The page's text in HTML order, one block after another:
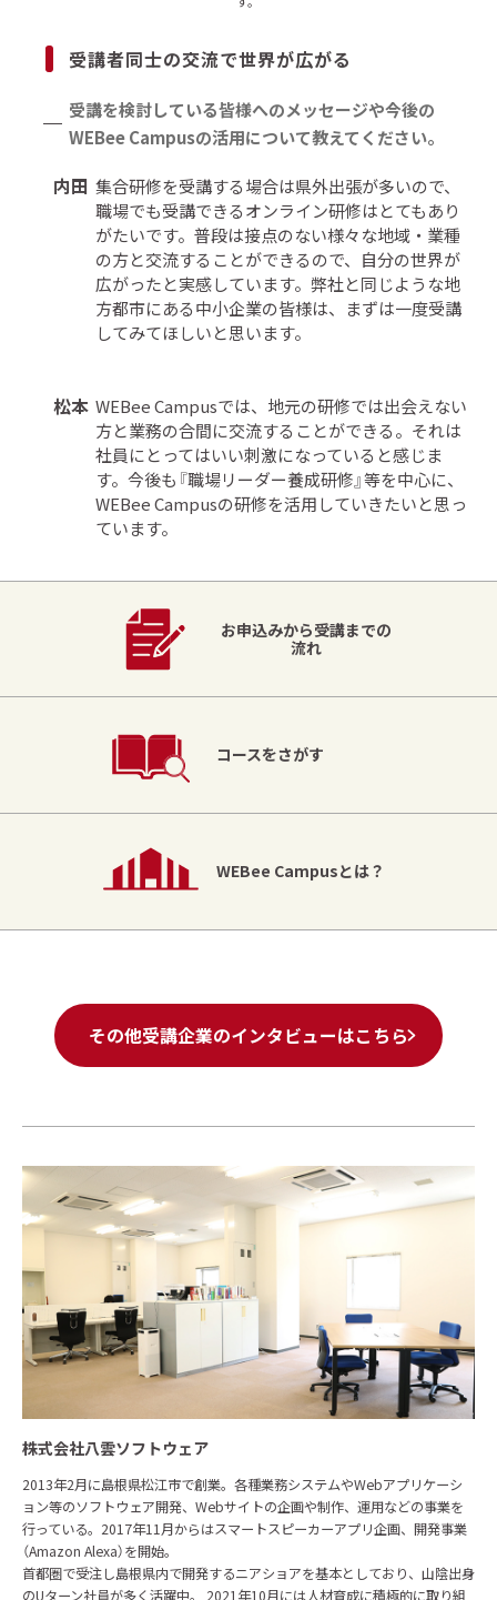
受講者同士の交流で世界が広がる
受講を検討している皆様へのメッセージや今後の
WEBee Campusの活用について教えてください。
内田 集合研修を受講する場合は県外出張が多いので、
職場でも受講できるオンライン研修はとてもあり
がたいです。普段は接点のない様々な地域・業種
の方と交流することができるので、自分の世界が
広がったと実感しています。弊社と同じような地
方都市にある中小企業の皆様は、まずは一度受講
してみてほしいと思います。
松本 WEBee Campusでは、地元の研修では出会えない
方と業務の合間に交流することができる。それは
社員にとってはいい刺激になっていると感じま
す。今後も『職場リーダー養成研修』等を中心に、
WEBee Campusの研修を活用していきたいと思っ
ています。
お申込みから受講までの
流れ
コースをさがす
WEBee Campusとは？
その他受講企業のインタビューはこちら
株式会社八雲ソフトウェア
2013年2月に島根県松江市で創業。各種業務システムやWebアプリケーシ
ョン等のソフトウェア開発、Webサイトの企画や制作、運用などの事業を
行っている。2017年11月からはスマートスピーカーアプリ企画、開発事業
（Amazon Alexa）を開始。
首都圏で受注し島根県内で開発するニアショアを基本としており、山陰出身